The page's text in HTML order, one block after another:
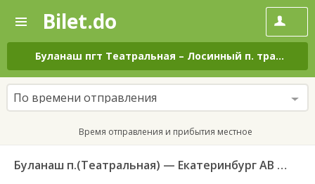
—
Поиск
и
покупка
билетов
на
автобус
онлайн
Bilet.do
Буланаш пгт Театральная – Лосинный п. трасса
По времени отправления
Время отправления и прибытия местное
Буланаш п.(Театральная) — Екатеринбург АВ Северный 523